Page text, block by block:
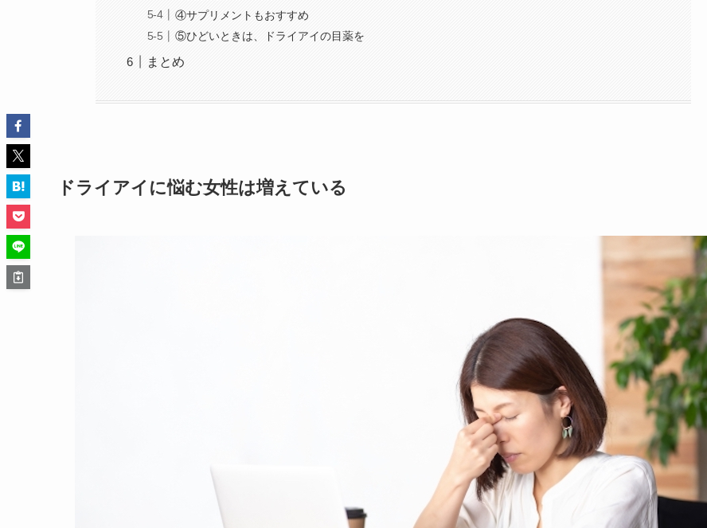
④サプリメントもおすすめ
⑤ひどいときは、ドライアイの目薬を
まとめ
ドライアイに悩む女性は増えている